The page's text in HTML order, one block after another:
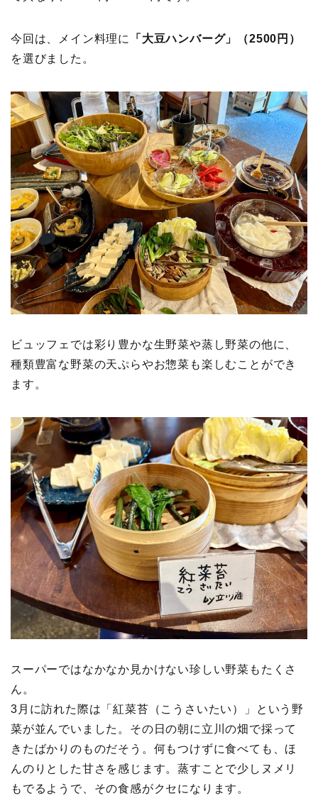
今回は、メイン料理に
「大豆ハンバーグ」（2500円）
を選びました。
ビュッフェでは彩り豊かな生野菜や蒸し野菜の他に、
種類豊富な野菜の天ぷらやお惣菜も楽しむことができ
ます。
スーパーではなかなか見かけない珍しい野菜もたくさ
ん。
3月に訪れた際は「紅菜苔（こうさいたい）」という野
菜が並んでいました。その日の朝に立川の畑で採って
きたばかりのものだそう。何もつけずに食べても、ほ
んのりとした甘さを感じます。蒸すことで少しヌメリ
もでるようで、その食感がクセになります。